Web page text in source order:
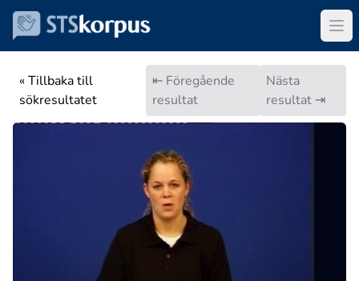
« Tillbaka till
sökresultatet
⇤ Föregående
resultat
Nästa
resultat ⇥